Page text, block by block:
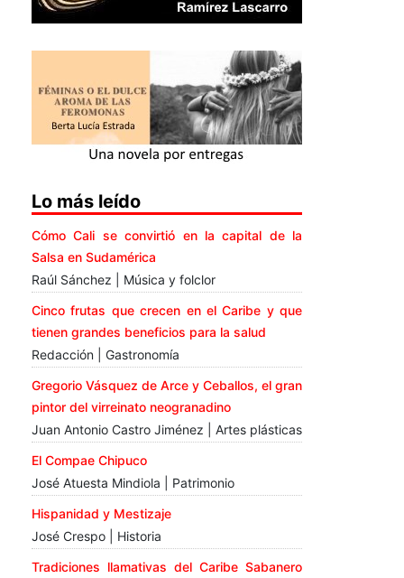
Lo más leído
Cómo Cali se convirtió en la capital de la
Salsa en Sudamérica
Raúl Sánchez | Música y folclor
Cinco frutas que crecen en el Caribe y que
tienen grandes beneficios para la salud
Redacción | Gastronomía
Gregorio Vásquez de Arce y Ceballos, el gran
pintor del virreinato neogranadino
Juan Antonio Castro Jiménez | Artes plásticas
El Compae Chipuco
José Atuesta Mindiola | Patrimonio
Hispanidad y Mestizaje
José Crespo | Historia
Tradiciones llamativas del Caribe Sabanero